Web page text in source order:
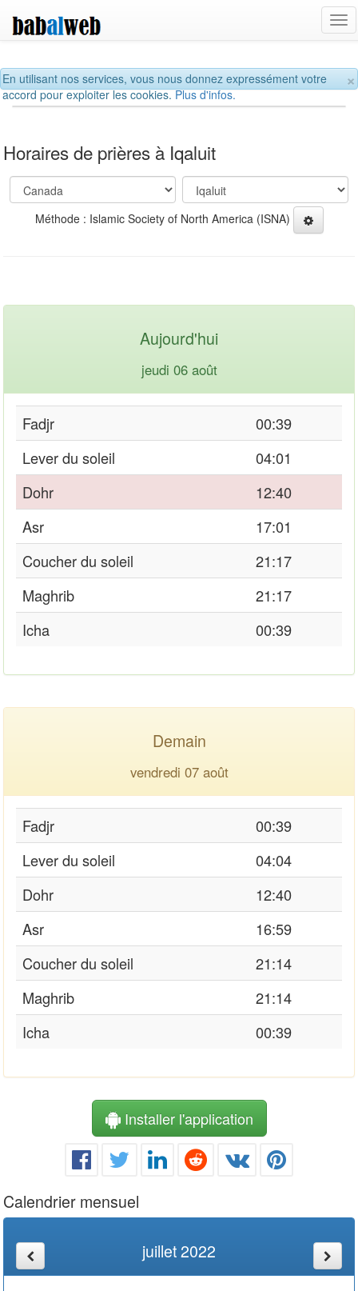
×
En utilisant nos services, vous nous donnez expressément votre
accord pour exploiter les cookies.Plus d'infos.
Horaires de prières à Iqaluit
Méthode : Islamic Society of North America (ISNA)
Aujourd'hui
jeudi 06 août
Fadjr
00:39
Lever du soleil
04:01
Dohr
12:40
Asr
17:01
Coucher du soleil
21:17
Maghrib
21:17
Icha
00:39
Demain
vendredi 07 août
Fadjr
00:39
Lever du soleil
04:04
Dohr
12:40
Asr
16:59
Coucher du soleil
21:14
Maghrib
21:14
Icha
00:39
Installer l'application
Calendrier mensuel
juillet 2022